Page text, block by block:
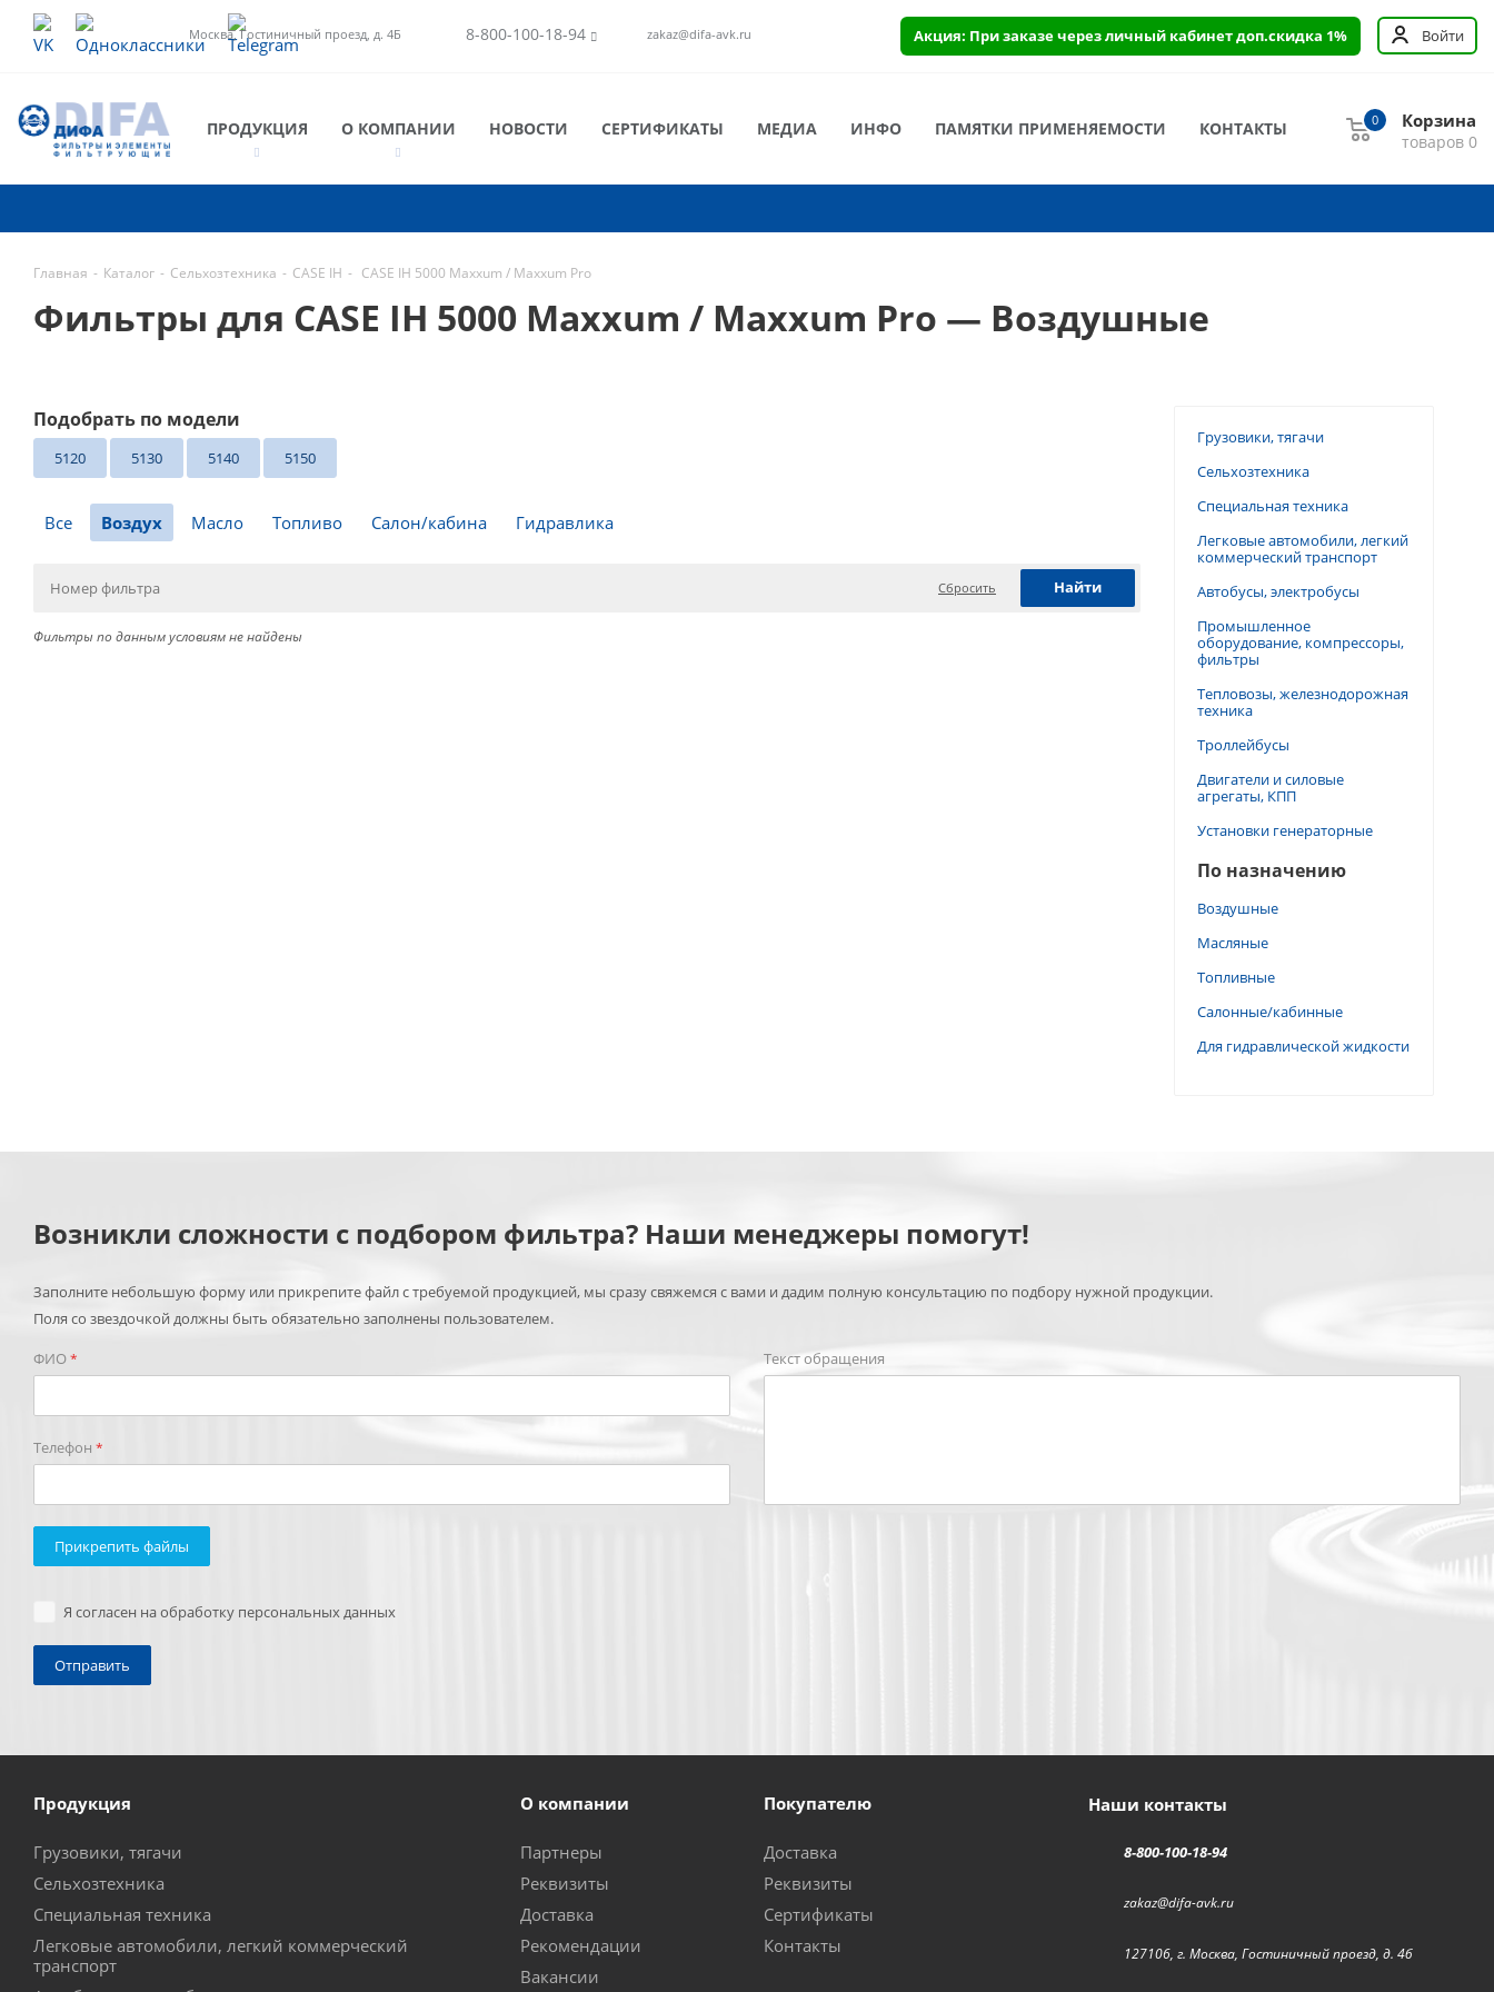
Москва, Гостиничный проезд, д. 4Б 8-800-100-18-94 zakaz@difa-avk.ru Акция: При заказе через личный кабинет доп.скидка 1% Войти
ПРОДУКЦИЯ О КОМПАНИИ НОВОСТИ СЕРТИФИКАТЫ МЕДИА ИНФО ПАМЯТКИ ПРИМЕНЯЕМОСТИ КОНТАКТЫ Корзина
товаров 0
0
Главная - Каталог - Сельхозтехника - CASE IH - CASE IH 5000 Maxxum / Maxxum Pro
Фильтры для CASE IH 5000 Maxxum / Maxxum Pro — Воздушные
Подобрать по модели
5120 5130 5140 5150
Все Воздух Масло Топливо Салон/кабина Гидравлика
Сбросить
Фильтры по данным условиям не найдены
Грузовики, тягачи
Сельхозтехника
Специальная техника
Легковые автомобили, легкий
коммерческий транспорт
Автобусы, электробусы
Промышленное
оборудование, компрессоры,
фильтры
Тепловозы, железнодорожная
техника
Троллейбусы
Двигатели и силовые
агрегаты, КПП
Установки генераторные
По назначению
Воздушные
Масляные
Топливные
Салонные/кабинные
Для гидравлической жидкости
Возникли сложности с подбором фильтра? Наши менеджеры помогут!
Заполните небольшую форму или прикрепите файл с требуемой продукцией, мы сразу свяжемся с вами и дадим полную консультацию по подбору нужной продукции.
Поля со звездочкой должны быть обязательно заполнены пользователем.
ФИО*
Телефон *
Текст обращения
Прикрепить файлы
Я согласен на обработку персональных данных
Продукция
Грузовики, тягачи
Сельхозтехника
Специальная техника
Легковые автомобили, легкий коммерческий
транспорт
О компании
Партнеры
Реквизиты
Доставка
Рекомендации
Вакансии
Покупателю
Доставка
Реквизиты
Сертификаты
Контакты
Наши контакты
8-800-100-18-94
zakaz@difa-avk.ru
127106, г. Москва, Гостиничный проезд, д. 4б